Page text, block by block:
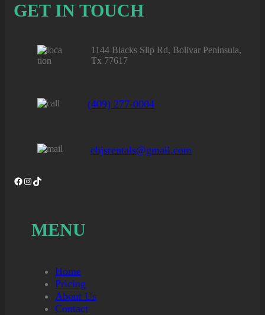
GET IN TOUCH
1144 Blacks Slip Rd, Bolivar Peninsula,
Tx 77617
(409) 277-0004
cbjsrentals@gmail.com
Facebook Instagram TikTok
MENU
Home
Pricing
About Us
Contact